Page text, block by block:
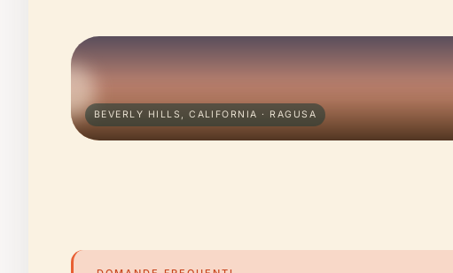
BEVERLY HILLS, CALIFORNIA · RAGUSA